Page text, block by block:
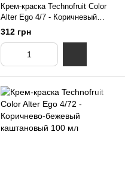
Крем-краска Technofruit Color
Alter Ego 4/7 - Коричневый
каштановый 100 мл
312 грн